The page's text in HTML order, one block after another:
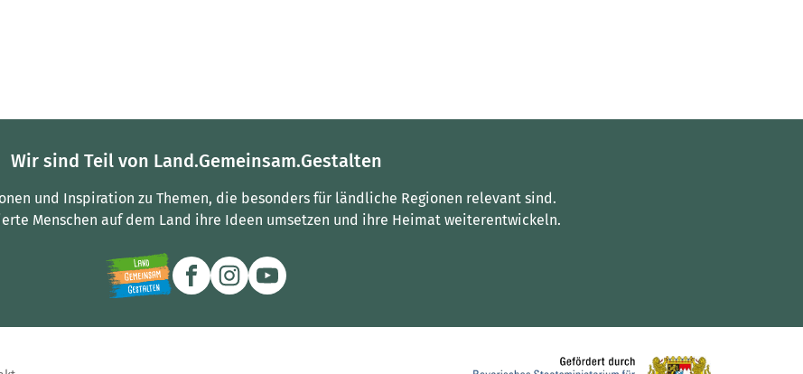
Wir sind Teil von Land.Gemeinsam.Gestalten
und Inspiration zu Themen, die besonders für ländliche Regionen relevant sind.
Menschen auf dem Land ihre Ideen umsetzen und ihre Heimat weiterentwickeln.